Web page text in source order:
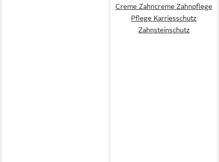
Creme Zahncreme Zahnpflege
Pflege Karriesschutz
Zahnsteinschutz